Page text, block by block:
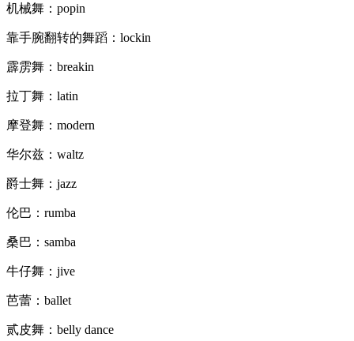
机械舞：popin
靠手腕翻转的舞蹈：lockin
霹雳舞：breakin
拉丁舞：latin
摩登舞：modern
华尔兹：waltz
爵士舞：jazz
伦巴：rumba
桑巴：samba
牛仔舞：jive
芭蕾：ballet
贰皮舞：belly dance